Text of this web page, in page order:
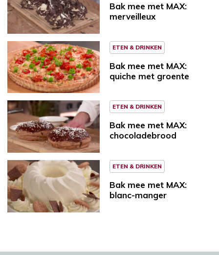
Bak mee met MAX:
merveilleux
ETEN & DRINKEN
Bak mee met MAX:
quiche met groente
ETEN & DRINKEN
Bak mee met MAX:
chocoladebrood
ETEN & DRINKEN
Bak mee met MAX:
blanc-manger